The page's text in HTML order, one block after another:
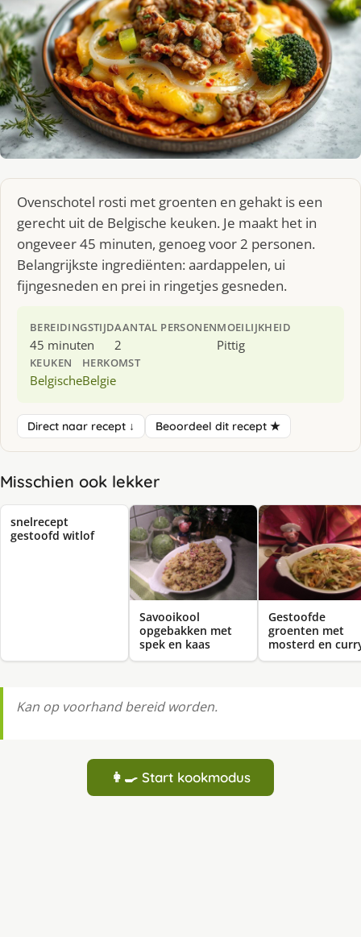
Ovenschotel rosti met groenten en gehakt is een
gerecht uit de Belgische keuken. Je maakt het in
ongeveer 45 minuten, genoeg voor 2 personen.
Belangrijkste ingrediënten: aardappelen, ui
fijngesneden en prei in ringetjes gesneden.
BEREIDINGSTIJD
45 minuten
AANTAL PERSONEN
2
MOEILIJKHEID
Pittig
KEUKEN
Belgische
HERKOMST
Belgie
Direct naar recept ↓ Beoordeel dit recept ★
Misschien ook lekker
snelrecept
gestoofd witlof
Savooikool
opgebakken met
spek en kaas
Gestoofde
groenten met
mosterd en
Kan op voorhand bereid worden.
👩‍🍳 Start kookmodus